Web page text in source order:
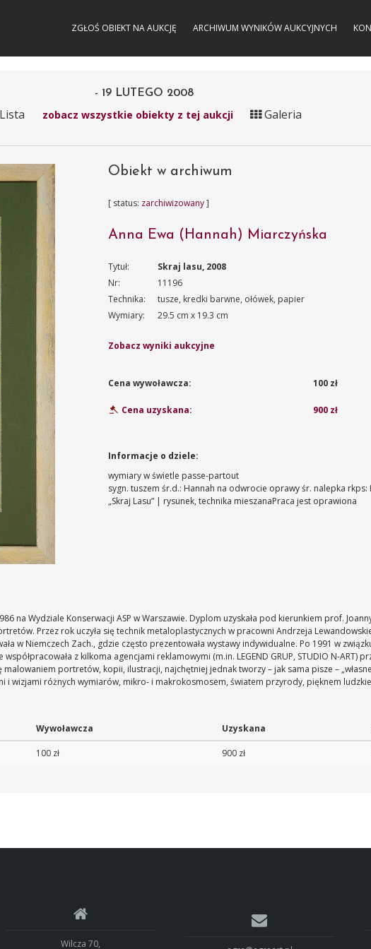
ZGŁOŚ OBIEKT NA AUKCJĘ ARCHIWUM WYNIKÓW AUKCYJNYCH
- 19 LUTEGO 2008
Lista zobacz wszystkie obiekty z tej aukcji Galeria
Obiekt w archiwum
[ status: zarchiwizowany]
Anna Ewa (Hannah) Miarczyńska
Tytuł:
Skraj lasu, 2008
Nr:
11196
Technika:
tusze, kredki barwne, ołówek, papier
Wymiary:
29.5 cm x 19.3 cm
Zobacz wyniki aukcyjne
Cena wywoławcza: 100 zł
Cena uzyskana: 900 zł
Informacje o dziele:
wymiary w świetle passe-partout
sygn. tuszem śr.d.: Hannah na odwrocie oprawy śr. nalepka rkps:
„Skraj Lasu” | rysunek, technika mieszanaPraca jest oprawiona
na Wydziale Konserwacji ASP w Warszawie. Dyplom uzyskała pod kierunkiem prof.
Przez rok uczyła się technik metaloplastycznych w pracowni Andrzeja
w Niemczech Zach., gdzie często prezentowała wystawy indywidualne. Po 1991 w
z kilkoma agencjami reklamowymi (m.in. LEGEND GRUP, STUDIO N-ART)
portretów, kopii, ilustracji, najchętniej jednak tworzy – jak sama pisze –
i wizjami różnych wymiarów, mikro- i makrokosmosem, światem przyrody, pięknem
Wywoławcza Uzyskana
100 zł 900 zł
Wilcza 70,